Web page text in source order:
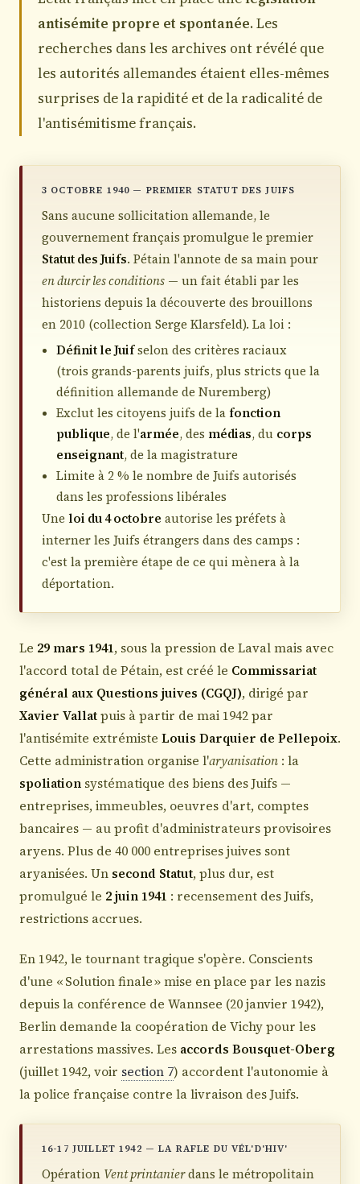
antisémite propre et spontanée. Les
recherches dans les archives ont révélé que
les autorités allemandes étaient elles-mêmes
surprises de la rapidité et de la radicalité de
l'antisémitisme français.
3 OCTOBRE 1940 — PREMIER STATUT DES JUIFS
Sans aucune sollicitation allemande, le
gouvernement français promulgue le premier
Statut des Juifs. Pétain l'annote de sa main pour
en durcir les conditions — un fait établi par les
historiens depuis la découverte des brouillons
en 2010 (collection Serge Klarsfeld). La loi :
Définit le Juifselon des critères raciaux
(trois grands-parents juifs, plus stricts que la
définition allemande de Nuremberg)
Exclut les citoyens juifs de lafonction
publique, de l'armée, des médias, du corps
enseignant, de la magistrature
Limite à 2 % le nombre de Juifs autorisés
dans les professions libérales
Une loi du 4 octobre autorise les préfets à
interner les Juifs étrangers dans des camps :
c'est la première étape de ce qui mènera à la
déportation.
Le 29 mars 1941, sous la pression de Laval mais avec
l'accord total de Pétain, est créé le Commissariat
général aux Questions juives (CGQJ), dirigé par
Xavier Vallatpuis à partir de mai 1942 par
l'antisémite extrémiste Louis Darquier de Pellepoix.
Cette administration organise l'aryanisation : la
spoliation systématique des biens des Juifs —
entreprises, immeubles, oeuvres d'art, comptes
bancaires — au profit d'administrateurs provisoires
aryens. Plus de 40 000 entreprises juives sont
aryanisées. Un second Statut, plus dur, est
promulgué le 2 juin 1941 : recensement des Juifs,
restrictions accrues.
En 1942, le tournant tragique s'opère. Conscients
d'une « Solution finale » mise en place par les nazis
depuis la conférence de Wannsee (20 janvier 1942),
Berlin demande la coopération de Vichy pour les
arrestations massives. Les accords Bousquet-Oberg
(juillet 1942, voir section 7) accordent l'autonomie à
la police française contre la livraison des Juifs.
16-17 JUILLET 1942 — LA RAFLE DU VÉL'D'HIV'
Opération Vent printanierdans le métropolitain